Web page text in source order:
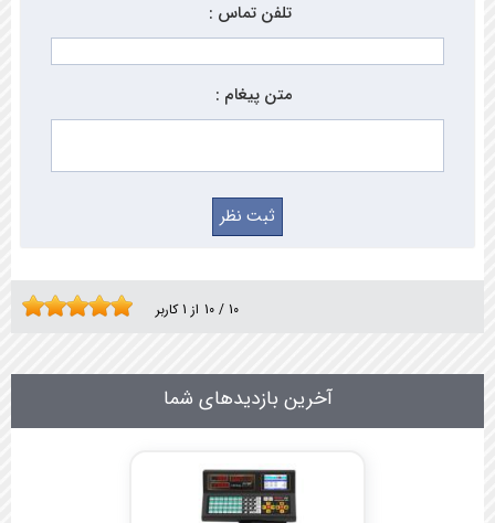
تلفن تماس :
متن پیغام :
10 / 10 از 1کاربر
آخرین بازدیدهای شما